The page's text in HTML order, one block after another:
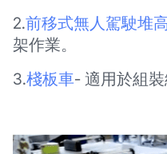
2.前移式無人駕駛堆
架作業。
3.棧板車- 適用於組裝